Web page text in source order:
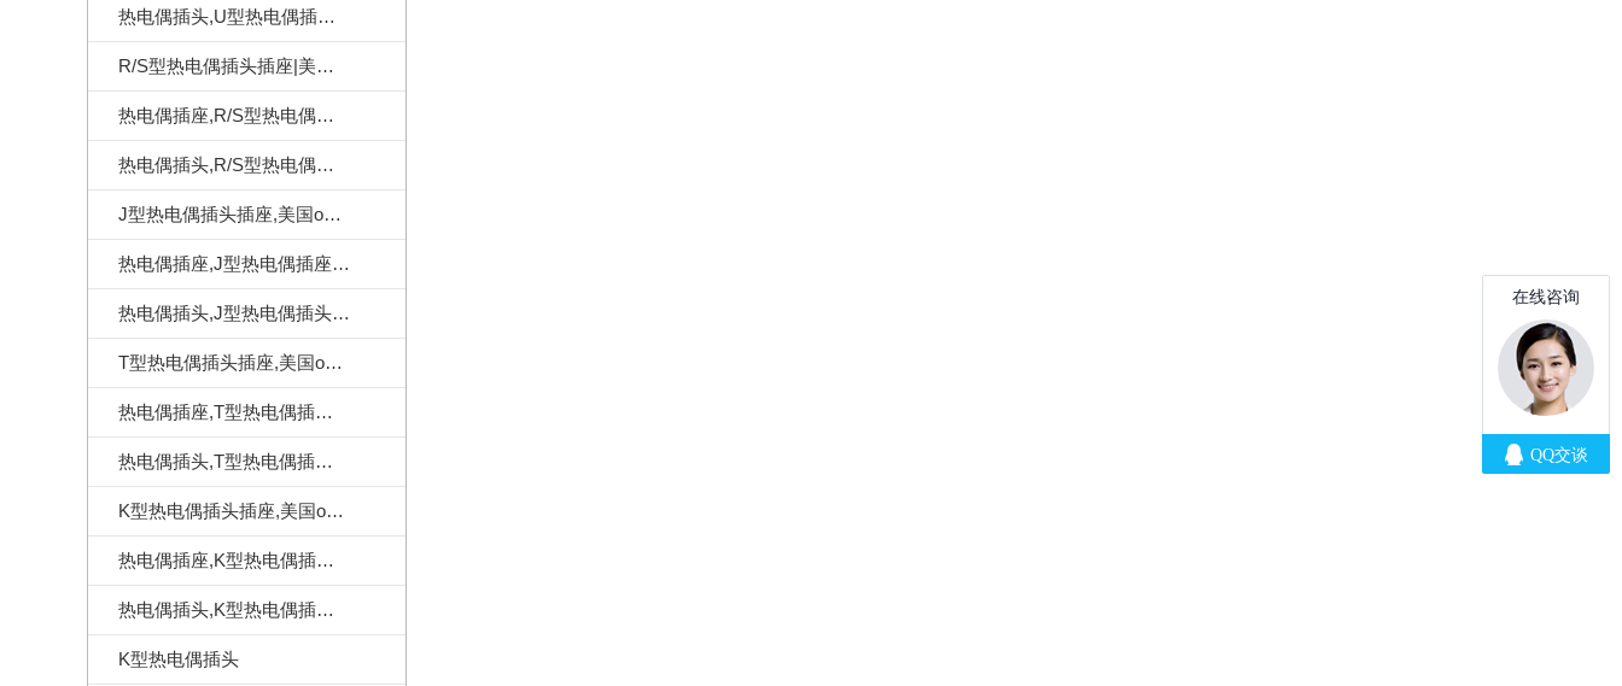
热电偶插头,U型热电偶插头,美国omega热电偶插头
R/S型热电偶插头插座|美国omega热电偶连接器
热电偶插座,R/S型热电偶插座,美国omega热电偶插座
热电偶插头,R/S型热电偶插头,美国omega热电偶插头
J型热电偶插头插座,美国omega热电偶连接器
热电偶插座,J型热电偶插座,美国omega热电偶插座
热电偶插头,J型热电偶插头,美国omega热电偶插头
T型热电偶插头插座,美国omega热电偶连接器
热电偶插座,T型热电偶插座,美国omega热电偶插座
热电偶插头,T型热电偶插头,美国omega热电偶插头
K型热电偶插头插座,美国omega热电偶连接器
热电偶插座,K型热电偶插座,美国omega热电偶插座
热电偶插头,K型热电偶插头,美国omega热电偶插头
K型热电偶插头